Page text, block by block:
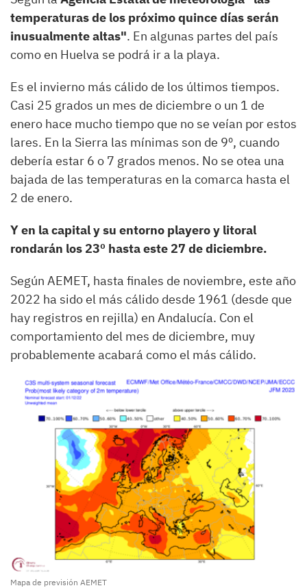
temperaturas de los próximo quince días serán
inusualmente altas". En algunas partes del país
como en Huelva se podrá ir a la playa.
Es el invierno más cálido de los últimos tiempos.
Casi 25 grados un mes de diciembre o un 1 de
enero hace mucho tiempo que no se veían por estos
lares. En la Sierra las mínimas son de 9º, cuando
debería estar 6 o 7 grados menos. No se otea una
bajada de las temperaturas en la comarca hasta el
2 de enero.
Y en la capital y su entorno playero y litoral
rondarán los 23º hasta este 27 de diciembre.
Según AEMET, hasta finales de noviembre, este año
2022 ha sido el más cálido desde 1961 (desde que
hay registros en rejilla) en Andalucía. Con el
comportamiento del mes de diciembre, muy
probablemente acabará como el más cálido.
Mapa de previsión AEMET